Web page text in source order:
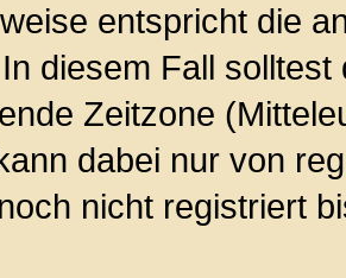
entspricht die
diesem Fall solltest
Zeitzone
dabei nur von
nicht registriert